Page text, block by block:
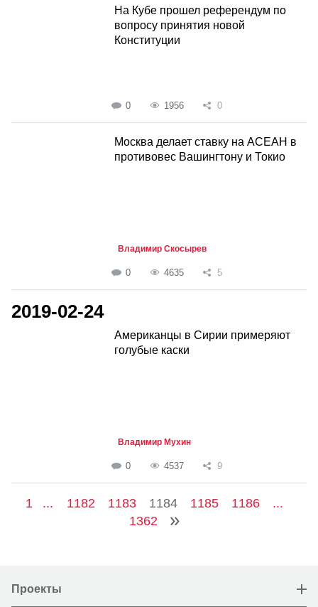
На Кубе прошел референдум по
вопросу принятия новой
Конституции
0 1956 0
Москва делает ставку на АСЕАН в
противовес Вашингтону и Токио
Владимир Скосырев
0 4635 5
2019-02-24
Американцы в Сирии примеряют
голубые каски
Владимир Мухин
0 4537 9
1 ... 1182 1183 1184 1185 1186
...
1362
Проекты